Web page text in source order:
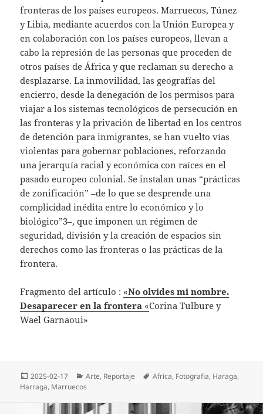
fronteras de los países europeos. Marruecos, Túnez
y Libia, mediante acuerdos con la Unión Europea y
en colaboración con los países europeos, llevan a
cabo la represión de las personas que proceden de
otros países de África y que reclaman su derecho a
desplazarse. La inmovilidad, las geografías del
encierro, desde la denegación de los permisos para
viajar a los sistemas tecnológicos de persecución en
las fronteras y la privación de libertad en los centros
de detención para inmigrantes, se han vuelto vías
violentas para gobernar poblaciones, reforzando
una jerarquía racial y económica con raíces en el
pasado europeo colonial. Se instalan unas “prácticas
de zonificación” –de lo que se desprende una
complicidad inédita entre lo económico y lo
biológico”3–, que imponen un régimen de
seguridad, división y la creación de espacios sin
derechos como las fronteras o las prácticas de la
frontera.
Fragmento del artículo : «No olvides mi nombre.
Desaparecer en la frontera «Corina Tulbure y
Wael Garnaoui»
Publicado
el
2025-02-17 Categorías
Arte, Reportaje Etiquetas
Africa, Fotografia, Haraga,
Harraga, Marruecos